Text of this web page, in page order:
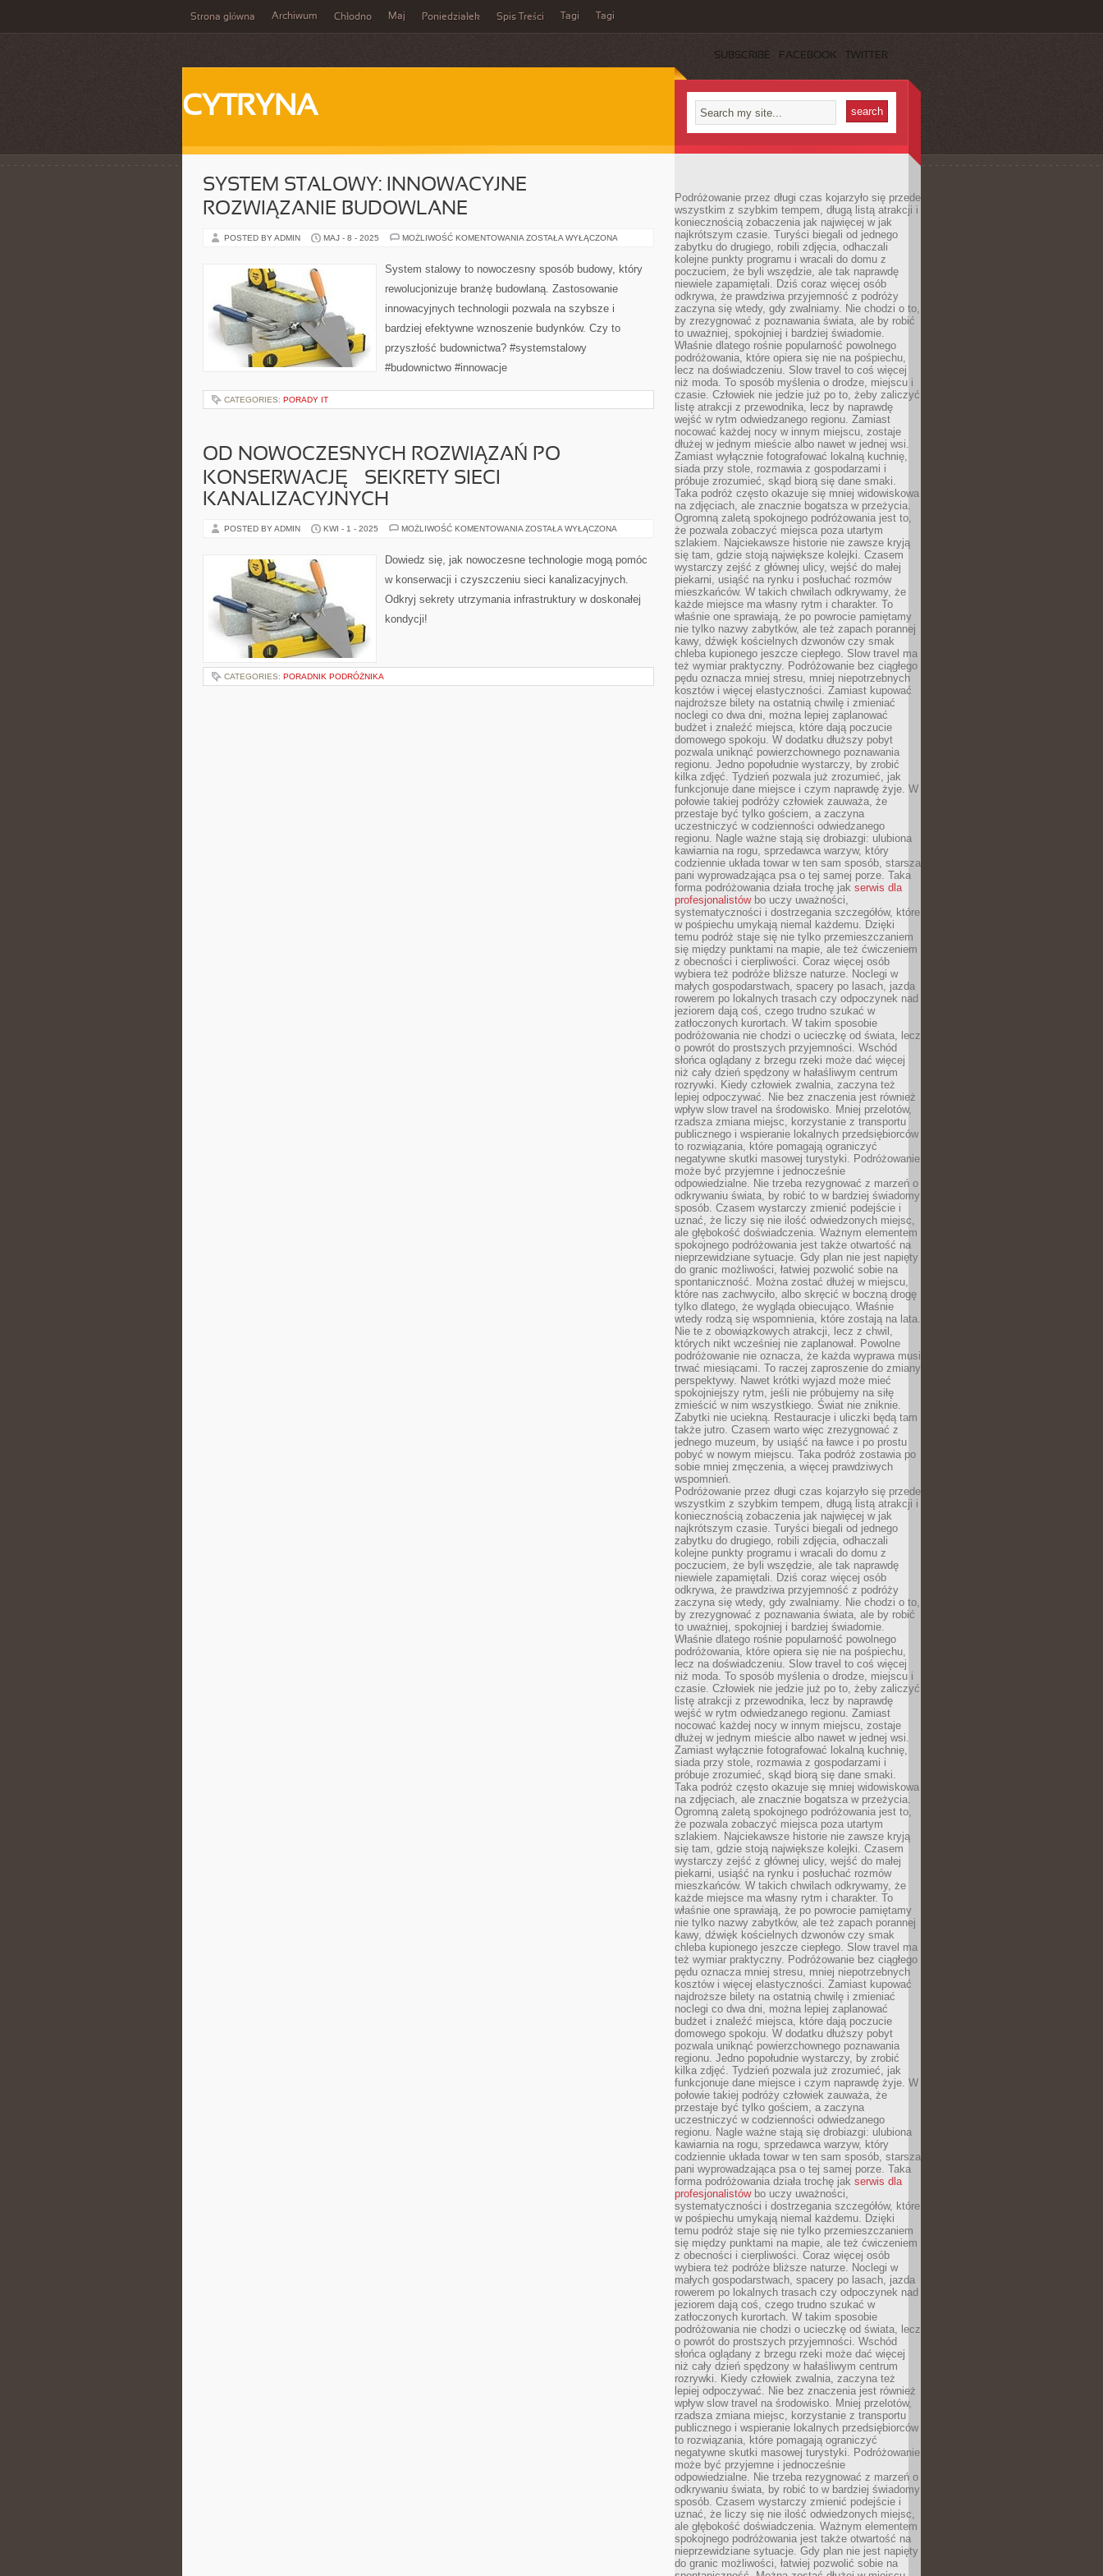
Strona główna Archiwum Chłodno Maj Poniedziałek Spis Treści Tagi Tagi
SUBSCRIBE FACEBOOK TWITTER
CYTRYNA
SYSTEM STALOWY: INNOWACYJNE
ROZWIĄZANIE BUDOWLANE
POSTED BY ADMIN MAJ - 8 - 2025 MOŻLIWOŚĆ KOMENTOWANIA SYSTEM
ROZWIĄZANIE
BUDOWLANE
ZOSTAŁA WYŁĄCZONA
System stalowy to nowoczesny sposób budowy, który
rewolucjonizuje branżę budowlaną. Zastosowanie
innowacyjnych technologii pozwala na szybsze i
bardziej efektywne wznoszenie budynków. Czy to
przyszłość budownictwa? #systemstalowy
#budownictwo #innowacje
CATEGORIES: PORADY IT
OD NOWOCZESNYCH ROZWIĄZAŃ PO
KONSERWACJĘ – SEKRETY SIECI
KANALIZACYJNYCH
POSTED BY ADMIN KWI - 1 - 2025 MOŻLIWOŚĆ KOMENTOWANIA OD
PO
KONSERWACJĘ
SEKRETY
KANALIZACYJNYCH
ZOSTAŁA WYŁĄCZONA
Dowiedz się, jak nowoczesne technologie mogą pomóc
w konserwacji i czyszczeniu sieci kanalizacyjnych.
Odkryj sekrety utrzymania infrastruktury w doskonałej
kondycji!
CATEGORIES: PORADNIK PODRÓŻNIKA
Podróżowanie przez długi czas kojarzyło się przede
wszystkim z szybkim tempem, długą listą atrakcji i
koniecznością zobaczenia jak najwięcej w jak
najkrótszym czasie. Turyści biegali od jednego
zabytku do drugiego, robili zdjęcia, odhaczali
kolejne punkty programu i wracali do domu z
poczuciem, że byli wszędzie, ale tak naprawdę
niewiele zapamiętali. Dziś coraz więcej osób
odkrywa, że prawdziwa przyjemność z podróży
zaczyna się wtedy, gdy zwalniamy. Nie chodzi o to,
by zrezygnować z poznawania świata, ale by robić
to uważniej, spokojniej i bardziej świadomie.
Właśnie dlatego rośnie popularność powolnego
podróżowania, które opiera się nie na pośpiechu,
lecz na doświadczeniu. Slow travel to coś więcej
niż moda. To sposób myślenia o drodze, miejscu i
czasie. Człowiek nie jedzie już po to, żeby zaliczyć
listę atrakcji z przewodnika, lecz by naprawdę
wejść w rytm odwiedzanego regionu. Zamiast
nocować każdej nocy w innym miejscu, zostaje
dłużej w jednym mieście albo nawet w jednej wsi.
Zamiast wyłącznie fotografować lokalną kuchnię,
siada przy stole, rozmawia z gospodarzami i
próbuje zrozumieć, skąd biorą się dane smaki.
Taka podróż często okazuje się mniej widowiskowa
na zdjęciach, ale znacznie bogatsza w przeżycia.
Ogromną zaletą spokojnego podróżowania jest to,
że pozwala zobaczyć miejsca poza utartym
szlakiem. Najciekawsze historie nie zawsze kryją
się tam, gdzie stoją największe kolejki. Czasem
wystarczy zejść z głównej ulicy, wejść do małej
piekarni, usiąść na rynku i posłuchać rozmów
mieszkańców. W takich chwilach odkrywamy, że
każde miejsce ma własny rytm i charakter. To
właśnie one sprawiają, że po powrocie pamiętamy
nie tylko nazwy zabytków, ale też zapach porannej
kawy, dźwięk kościelnych dzwonów czy smak
chleba kupionego jeszcze ciepłego. Slow travel ma
też wymiar praktyczny. Podróżowanie bez ciągłego
pędu oznacza mniej stresu, mniej niepotrzebnych
kosztów i więcej elastyczności. Zamiast kupować
najdroższe bilety na ostatnią chwilę i zmieniać
noclegi co dwa dni, można lepiej zaplanować
budżet i znaleźć miejsca, które dają poczucie
domowego spokoju. W dodatku dłuższy pobyt
pozwala uniknąć powierzchownego poznawania
regionu. Jedno popołudnie wystarczy, by zrobić
kilka zdjęć. Tydzień pozwala już zrozumieć, jak
funkcjonuje dane miejsce i czym naprawdę żyje. W
połowie takiej podróży człowiek zauważa, że
przestaje być tylko gościem, a zaczyna
uczestniczyć w codzienności odwiedzanego
regionu. Nagle ważne stają się drobiazgi: ulubiona
kawiarnia na rogu, sprzedawca warzyw, który
codziennie układa towar w ten sam sposób, starsza
pani wyprowadzająca psa o tej samej porze. Taka
forma podróżowania działa trochę jak serwis dla
profesjonalistówbo uczy uważności,
systematyczności i dostrzegania szczegółów, które
w pośpiechu umykają niemal każdemu. Dzięki
temu podróż staje się nie tylko przemieszczaniem
się między punktami na mapie, ale też ćwiczeniem
z obecności i cierpliwości. Coraz więcej osób
wybiera też podróże bliższe naturze. Noclegi w
małych gospodarstwach, spacery po lasach, jazda
rowerem po lokalnych trasach czy odpoczynek nad
jeziorem dają coś, czego trudno szukać w
zatłoczonych kurortach. W takim sposobie
podróżowania nie chodzi o ucieczkę od świata, lecz
o powrót do prostszych przyjemności. Wschód
słońca oglądany z brzegu rzeki może dać więcej
niż cały dzień spędzony w hałaśliwym centrum
rozrywki. Kiedy człowiek zwalnia, zaczyna też
lepiej odpoczywać. Nie bez znaczenia jest również
wpływ slow travel na środowisko. Mniej przelotów,
rzadsza zmiana miejsc, korzystanie z transportu
publicznego i wspieranie lokalnych przedsiębiorców
to rozwiązania, które pomagają ograniczyć
negatywne skutki masowej turystyki. Podróżowanie
może być przyjemne i jednocześnie
odpowiedzialne. Nie trzeba rezygnować z marzeń o
odkrywaniu świata, by robić to w bardziej świadomy
sposób. Czasem wystarczy zmienić podejście i
uznać, że liczy się nie ilość odwiedzonych miejsc,
ale głębokość doświadczenia. Ważnym elementem
spokojnego podróżowania jest także otwartość na
nieprzewidziane sytuacje. Gdy plan nie jest napięty
do granic możliwości, łatwiej pozwolić sobie na
spontaniczność. Można zostać dłużej w miejscu,
które nas zachwyciło, albo skręcić w boczną drogę
tylko dlatego, że wygląda obiecująco. Właśnie
wtedy rodzą się wspomnienia, które zostają na lata.
Nie te z obowiązkowych atrakcji, lecz z chwil,
których nikt wcześniej nie zaplanował. Powolne
podróżowanie nie oznacza, że każda wyprawa musi
trwać miesiącami. To raczej zaproszenie do zmiany
perspektywy. Nawet krótki wyjazd może mieć
spokojniejszy rytm, jeśli nie próbujemy na siłę
zmieścić w nim wszystkiego. Świat nie zniknie.
Zabytki nie uciekną. Restauracje i uliczki będą tam
także jutro. Czasem warto więc zrezygnować z
jednego muzeum, by usiąść na ławce i po prostu
pobyć w nowym miejscu. Taka podróż zostawia po
sobie mniej zmęczenia, a więcej prawdziwych
wspomnień.
Podróżowanie przez długi czas kojarzyło się przede
wszystkim z szybkim tempem, długą listą atrakcji i
koniecznością zobaczenia jak najwięcej w jak
najkrótszym czasie. Turyści biegali od jednego
zabytku do drugiego, robili zdjęcia, odhaczali
kolejne punkty programu i wracali do domu z
poczuciem, że byli wszędzie, ale tak naprawdę
niewiele zapamiętali. Dziś coraz więcej osób
odkrywa, że prawdziwa przyjemność z podróży
zaczyna się wtedy, gdy zwalniamy. Nie chodzi o to,
by zrezygnować z poznawania świata, ale by robić
to uważniej, spokojniej i bardziej świadomie.
Właśnie dlatego rośnie popularność powolnego
podróżowania, które opiera się nie na pośpiechu,
lecz na doświadczeniu. Slow travel to coś więcej
niż moda. To sposób myślenia o drodze, miejscu i
czasie. Człowiek nie jedzie już po to, żeby zaliczyć
listę atrakcji z przewodnika, lecz by naprawdę
wejść w rytm odwiedzanego regionu. Zamiast
nocować każdej nocy w innym miejscu, zostaje
dłużej w jednym mieście albo nawet w jednej wsi.
Zamiast wyłącznie fotografować lokalną kuchnię,
siada przy stole, rozmawia z gospodarzami i
próbuje zrozumieć, skąd biorą się dane smaki.
Taka podróż często okazuje się mniej widowiskowa
na zdjęciach, ale znacznie bogatsza w przeżycia.
Ogromną zaletą spokojnego podróżowania jest to,
że pozwala zobaczyć miejsca poza utartym
szlakiem. Najciekawsze historie nie zawsze kryją
się tam, gdzie stoją największe kolejki. Czasem
wystarczy zejść z głównej ulicy, wejść do małej
piekarni, usiąść na rynku i posłuchać rozmów
mieszkańców. W takich chwilach odkrywamy, że
każde miejsce ma własny rytm i charakter. To
właśnie one sprawiają, że po powrocie pamiętamy
nie tylko nazwy zabytków, ale też zapach porannej
kawy, dźwięk kościelnych dzwonów czy smak
chleba kupionego jeszcze ciepłego. Slow travel ma
też wymiar praktyczny. Podróżowanie bez ciągłego
pędu oznacza mniej stresu, mniej niepotrzebnych
kosztów i więcej elastyczności. Zamiast kupować
najdroższe bilety na ostatnią chwilę i zmieniać
noclegi co dwa dni, można lepiej zaplanować
budżet i znaleźć miejsca, które dają poczucie
domowego spokoju. W dodatku dłuższy pobyt
pozwala uniknąć powierzchownego poznawania
regionu. Jedno popołudnie wystarczy, by zrobić
kilka zdjęć. Tydzień pozwala już zrozumieć, jak
funkcjonuje dane miejsce i czym naprawdę żyje. W
połowie takiej podróży człowiek zauważa, że
przestaje być tylko gościem, a zaczyna
uczestniczyć w codzienności odwiedzanego
regionu. Nagle ważne stają się drobiazgi: ulubiona
kawiarnia na rogu, sprzedawca warzyw, który
codziennie układa towar w ten sam sposób, starsza
pani wyprowadzająca psa o tej samej porze. Taka
forma podróżowania działa trochę jak serwis dla
profesjonalistówbo uczy uważności,
systematyczności i dostrzegania szczegółów, które
w pośpiechu umykają niemal każdemu. Dzięki
temu podróż staje się nie tylko przemieszczaniem
się między punktami na mapie, ale też ćwiczeniem
z obecności i cierpliwości. Coraz więcej osób
wybiera też podróże bliższe naturze. Noclegi w
małych gospodarstwach, spacery po lasach, jazda
rowerem po lokalnych trasach czy odpoczynek nad
jeziorem dają coś, czego trudno szukać w
zatłoczonych kurortach. W takim sposobie
podróżowania nie chodzi o ucieczkę od świata, lecz
o powrót do prostszych przyjemności. Wschód
słońca oglądany z brzegu rzeki może dać więcej
niż cały dzień spędzony w hałaśliwym centrum
rozrywki. Kiedy człowiek zwalnia, zaczyna też
lepiej odpoczywać. Nie bez znaczenia jest również
wpływ slow travel na środowisko. Mniej przelotów,
rzadsza zmiana miejsc, korzystanie z transportu
publicznego i wspieranie lokalnych przedsiębiorców
to rozwiązania, które pomagają ograniczyć
negatywne skutki masowej turystyki. Podróżowanie
może być przyjemne i jednocześnie
odpowiedzialne. Nie trzeba rezygnować z marzeń o
odkrywaniu świata, by robić to w bardziej świadomy
sposób. Czasem wystarczy zmienić podejście i
uznać, że liczy się nie ilość odwiedzonych miejsc,
ale głębokość doświadczenia. Ważnym elementem
spokojnego podróżowania jest także otwartość na
nieprzewidziane sytuacje. Gdy plan nie jest napięty
do granic możliwości, łatwiej pozwolić sobie na